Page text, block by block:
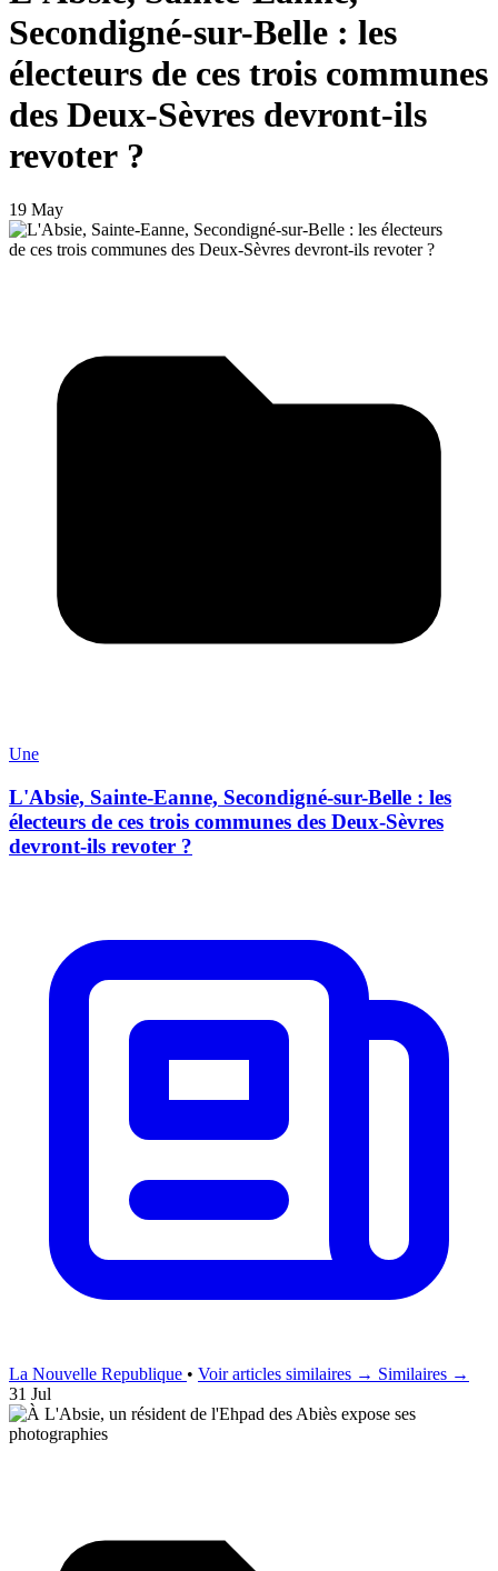
Secondigné-sur-Belle : les
électeurs de ces trois communes
des Deux-Sèvres devront-ils
revoter ?
19 May
Une
L'Absie, Sainte-Eanne, Secondigné-sur-Belle : les
électeurs de ces trois communes des Deux-Sèvres
devront-ils revoter ?
La Nouvelle Republique • Voir articles similaires → Similaires →
31 Jul